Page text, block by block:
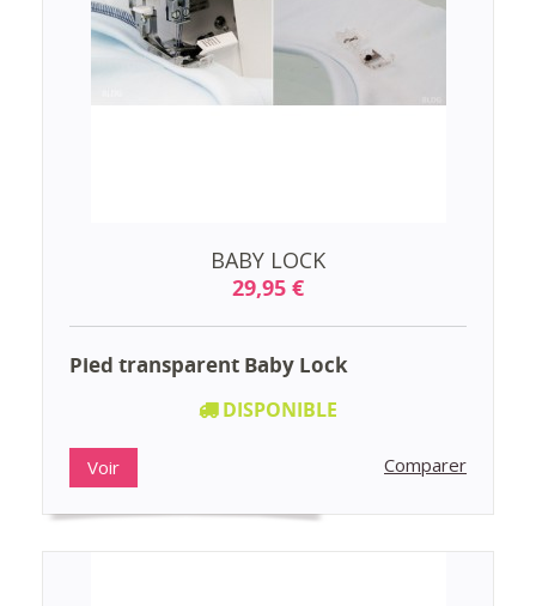
BABY LOCK
29,95 €
Pied transparent Baby Lock
DISPONIBLE
Voir Comparer